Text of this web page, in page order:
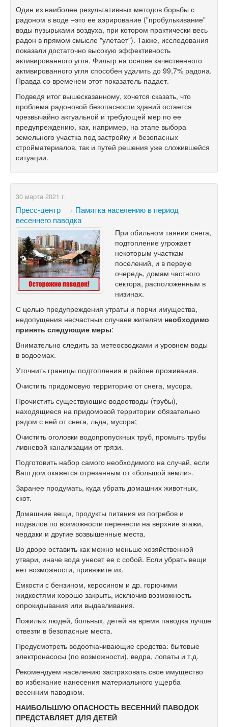
Один из наиболее результативных методов борьбы с
радоном в воде –это ее аэрирование ("пробулькивание"
воды пузырьками воздуха, при котором практически весь
радон в прямом смысле "улетает"). Также, исследования
показали достаточно высокую эффективность
активированного угля. Фильтр на основе качественного
активированного угля способен удалить до 99,7% радона.
Правда со временем этот показатель падает.
Подведя итог вышесказанному, хочется сказать, что
проблема радоновой безопасности зданий остается
чрезвычайно актуальной и требующей мер по ее
предупреждению, как, например, на этапе выбора
земельного участка под застройку и безопасных
стройматериалов, так и путей решения уже сложившейся
ситуации.
30 марта 2021 г.
Пресс-центр → ​Памятка населению в период
весеннего паводка
При обильном таянии снега,
подтопление угрожает
некоторым участкам
поселений, и в первую
очередь, домам частного
сектора, расположенным в
низинах.
С целью предупреждения утраты и порчи имущества,
недопущения несчастных случаев жителям необходимо
принять следующие меры:
Внимательно следить за метеосводками и уровнем воды
в водоемах.
Уточнить границы подтопления в районе проживания.
Очистить придомовую территорию от снега, мусора.
Прочистить существующие водоотводы (трубы),
находящиеся на придомовой территории обязательно
рядом с ней от снега, льда, мусора;
Очистить оголовки водопропускных труб, промыть трубы
ливневой канализации от грязи.
Подготовить набор самого необходимого на случай, если
Ваш дом окажется отрезанным от «большой земли».
Заранее продумать, куда убрать домашних животных,
скот.
Домашние вещи, продукты питания из погребов и
подвалов по возможности перенести на верхние этажи,
чердаки и другие возвышенные места.
Во дворе оставить как можно меньше хозяйственной
утвари, иначе вода унесет ее с собой. Если убрать вещи
нет возможности, привяжите их.
Емкости с бензином, керосином и др. горючими
жидкостями хорошо закрыть, исключив возможность
опрокидывания или выдавливания.
Пожилых людей, больных, детей на время паводка лучше
отвезти в безопасные места.
Предусмотреть водооткачивающие средства: бытовые
электронасосы (по возможности), ведра, лопаты и т.д.
Рекомендуем населению застраховать свое имущество
во избежание нанесения материального ущерба
весенним паводком.
НАИБОЛЬШУЮ ОПАСНОСТЬ ВЕСЕННИЙ ПАВОДОК
ПРЕДСТАВЛЯЕТ ДЛЯ ДЕТЕЙ